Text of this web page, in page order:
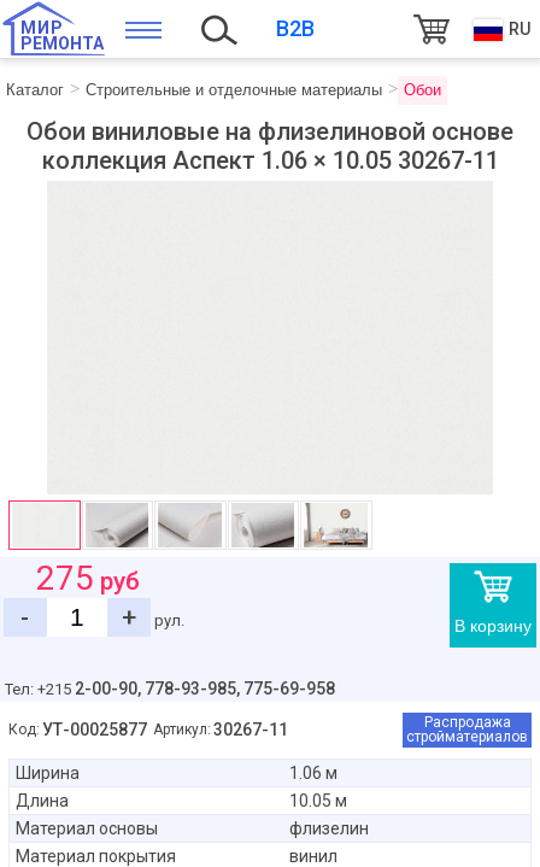
МИР
РЕМОНТА
B2B RU
Каталог Строительные и отделочные материалы Обои
Обои виниловые на флизелиновой основе
коллекция Аспект 1.06 × 10.05 30267-11
В корзину
275 руб
-
+ рул.
Тел: +215 2-00-90, 778-93-985, 775-69-958
Код: УТ-00025877 Артикул: 30267-11
Распродажа
стройматериалов
Ширина
1.06 м
Длина
10.05 м
Материал основы
флизелин
Материал покрытия
винил